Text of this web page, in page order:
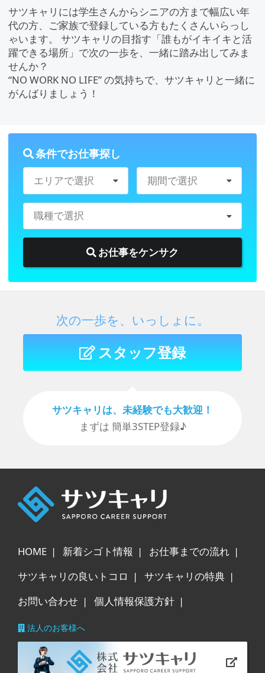
サツキャリには学生さんからシニアの方まで幅広い年
代の方、ご家族で登録している方もたくさんいらっし
ゃいます。 サツキャリの目指す「誰もがイキイキと活
躍できる場所」で次の一歩を、一緒に踏み出してみま
せんか？
“NO WORK NO LIFE” の気持ちで、サツキャリと⼀緒に
がんばりましょう！
条件でお仕事探し
エリアで選択 期間で選択
職種で選択
お仕事をケンサク
次の一歩を、いっしょに。
スタッフ登録
サツキャリは、未経験でも⼤歓迎！
まずは 簡単3STEP登録♪
HOME 新着シゴト情報
お仕事までの流れ
サツキャリの良いトコロ
サツキャリの特典
お問い合わせ
個人情報保護方針
法人のお客様へ